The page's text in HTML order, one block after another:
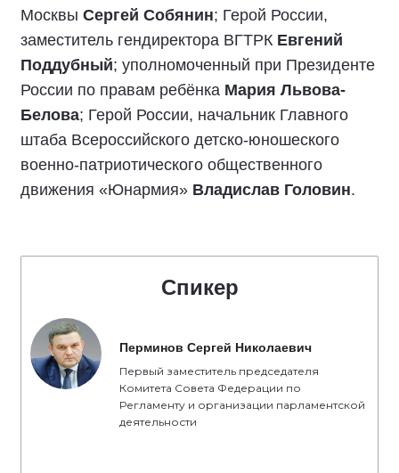
Москвы Сергей Собянин; Герой России,
заместитель гендиректора ВГТРК Евгений
Поддубный; уполномоченный при Президенте
России по правам ребёнка Мария Львова-
Белова; Герой России, начальник Главного
штаба Всероссийского детско-юношеского
военно-патриотического общественного
движения «Юнармия» Владислав Головин.
Спикер
Перминов Сергей Николаевич
Первый заместитель председателя
Комитета Совета Федерации по
Регламенту и организации парламентской
деятельности